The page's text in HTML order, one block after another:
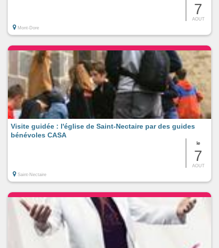
7
AOUT
Mont-Dore
le
7
AOUT
Visite guidée : l'église de Saint-Nectaire par des guides
bénévoles CASA
Saint-Nectaire